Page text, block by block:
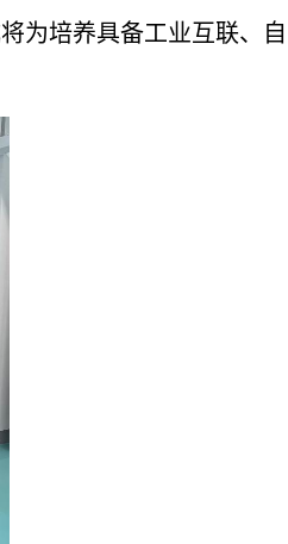
为培养具备工业互联、自